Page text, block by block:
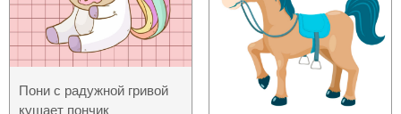
Пони с радужной гривой
кушает пончик